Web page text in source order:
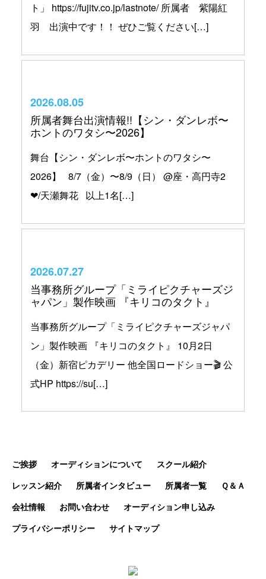
ト」 https://fujitv.co.jp/lastnote/ 所属者 紫陽紅
羽 出演中です！！ ぜひご覧ください[…]
2026.08.05
所属者舞台出演情報!!【シン・ダンレボ〜
ホントのワタシ〜2026】
舞台【シン・ダンレボ〜ホントのワタシ〜
2026】 8/7（金）〜8/9（日） @座・高円寺2
❤︎/天瀬舞花 以上1名[…]
2026.07.27
当事務所グループ「ミライピクチャーズジ
ャパン」製作映画 『キリコのタクト』
当事務所グループ「ミライピクチャーズジャパ
ン」製作映画 『キリコのタクト』 10月2日
（金）新宿ピカデリー 他全国ロードショー🎬 公
式HP https://su[…]
ご挨拶 オーディションについて
スクール紹介
レッスン紹介
所属者インタビュー 所属者一覧
Ｑ＆Ａ
会社情報
お問い合わせ
オーディション申し込み
プライバシーポリシー
サイトマップ